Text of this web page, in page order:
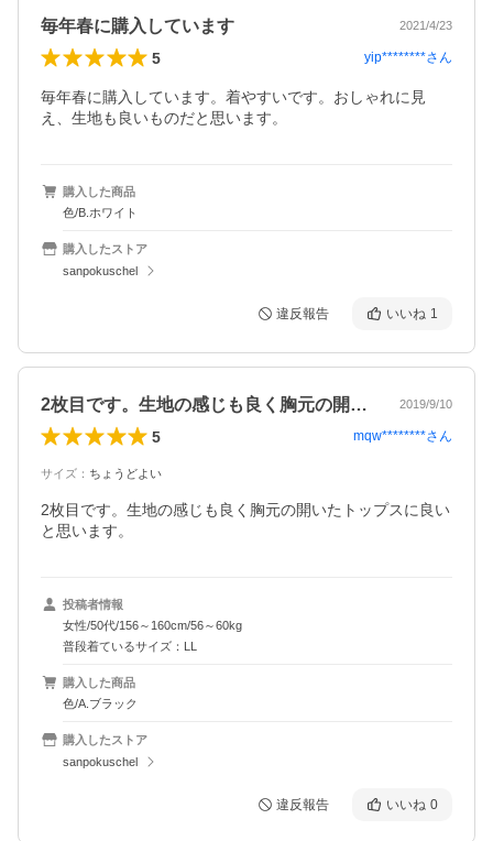
毎年春に購入しています 2021/4/23
5 yip********さん
毎年春に購入しています。着やすいです。おしゃれに見
え、生地も良いものだと思います。
購入した商品
色/B.ホワイト
購入したストア
sanpokuschel
違反報告 いいね 1
2枚目です。生地の感じも良く胸元の開い… 2019/9/10
5 mqw********さん
サイズ ： ちょうどよい
2枚目です。生地の感じも良く胸元の開いたトップスに良い
と思います。
投稿者情報
女性/50代/156～160cm/56～60kg
普段着ているサイズ：LL
購入した商品
色/A.ブラック
購入したストア
sanpokuschel
違反報告 いいね 0